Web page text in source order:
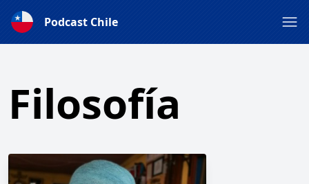
Podcast Chile
Filosofía